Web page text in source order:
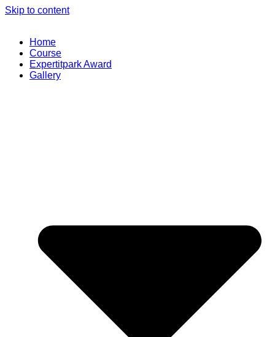
Skip to content
Home
Course
Expertitpark Award
Gallery